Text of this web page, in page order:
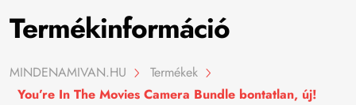
Termékinformáció
MINDENAMIVAN.HU
Termékek
You’re In The Movies Camera Bundle bontatlan, új!